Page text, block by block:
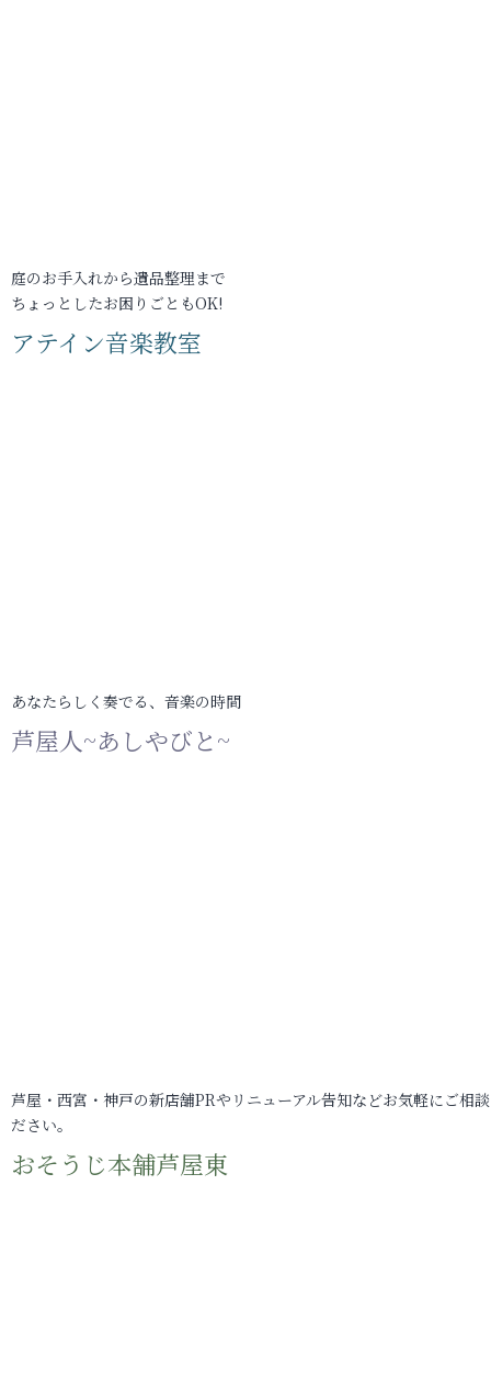
庭のお手入れから遺品整理まで
ちょっとしたお困りごともOK!
アテイン音楽教室
あなたらしく奏でる、音楽の時間
芦屋人~あしやびと~
芦屋・西宮・神戸の新店舗PRやリニューアル告知などお気軽にご相
ださい。
おそうじ本舗芦屋東